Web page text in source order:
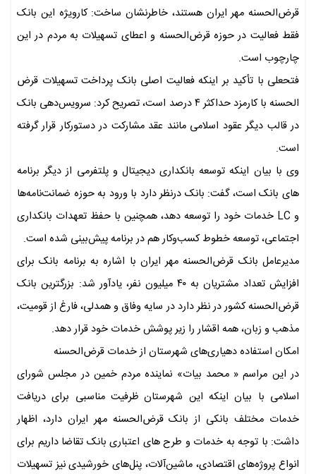
قرض‌الحسنه مهر ایران هستند، خاطرنشان ساخت: کارویژه این بانک
فقط فعالیت در حوزه قرض‌الحسنه و اعطای تسهیلات به مردم در این
چارچوب است.
فتحعلی با تأکید بر اینکه فعالیت اصلی بانک پرداخت تسهیلات قرض
الحسنه با کارمزد حداکثر ۴ درصد است، تصریح کرد: سرویس‌دهی بانک
در قالب دیگر عقود اسلامی مانند عقد مشارکت در دستورکار قرار گرفته
است.
وی با بیان اینکه توسعه بانکداری دیجیتال و پلتفرمی از دیگر برنامه
های بانک است، گفت: بانک درنظر دارد با ورود به حوزه ضمانت‌نامه‌ها
و LC خدمات خود را توسعه دهد، همچنین با حفظ تعهدات بانکداری
اجتماعی، توسعه خطوط کسب‌وکار هم در برنامه پیش‌بینی شده است.
مدیرعامل بانک قرض‌الحسنه مهر ایران با اشاره به برنامه بانک برای
افزایش تعداد مشتریان به ۴۰ میلیون نفر، یادآور شد: بزرگترین بانک
قرض‌الحسنه کشور در نظر دارد در سایه وفاق و همدلی، فارغ از قومیت،
مذهب و زبان، همه اقشار را زیر پوشش خدمات خود قرار دهد.
امکان استفاده دهیاری‌های شهرستان از خدمات قرض‌الحسنه
در این مراسم « محمد بیات» نماینده مردم خمین در مجلس شورای
اسلامی با بیان اینکه این شهرستان ظرفیت مناسبی برای دریافت
خدمات مختلف بانکی از بانک قرض‌الحسنه مهر ایران دارد، اظهار
داشت: با توجه به خدمات و طرح های اعتباری بانک تقاضا داریم برای
انواع پروژه‌های اقتصادی، ماشین‌آلات، پنل‌های خورشیدی نیز تسهیلات